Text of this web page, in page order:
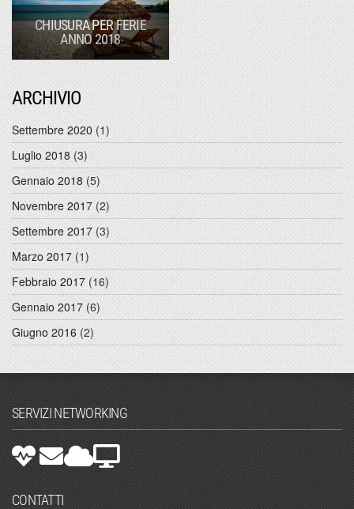
CHIUSURA PER FERIE
ANNO 2018
ARCHIVIO
Settembre 2020 (1)
Luglio 2018 (3)
Gennaio 2018 (5)
Novembre 2017 (2)
Settembre 2017 (3)
Marzo 2017 (1)
Febbraio 2017 (16)
Gennaio 2017 (6)
Giugno 2016 (2)
SERVIZI NETWORKING
CONTATTI